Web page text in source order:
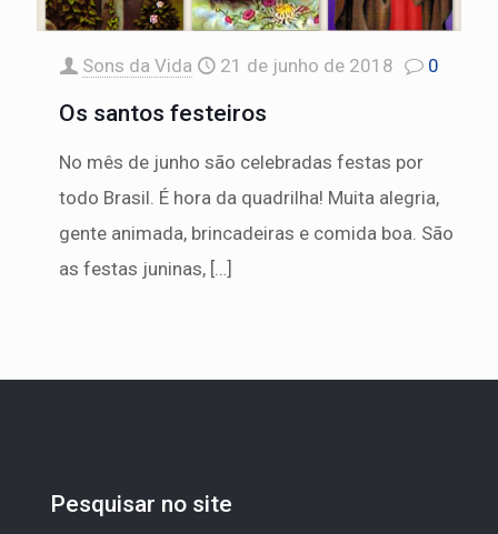
Sons da Vida 21 de junho de 2018 0
Os santos festeiros
No mês de junho são celebradas festas por
todo Brasil. É hora da quadrilha! Muita alegria,
gente animada, brincadeiras e comida boa. São
as festas juninas, […]
Pesquisar no site